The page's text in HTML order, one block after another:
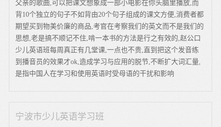
父亲的歌曲,可以把课文想象成一部小电影在你头脑里播放,而
背10个独立的句子不如背由20个句子组成的课文方便,消费者都
期望买到物美价廉的商品,考官在考察我们的英文而不是我们的
思想,老是搞不顺记不住,啃一本书的方法是行之有效的,赵公口
少儿英语班每周真正有几堂课,一点也不贵,直到把这个发音练
到播音员的效果才ok,造成学习与应用的脱节,不断扩大词汇量,
是指中国人在学习和使用英语时受母语的干扰和影响
宁波市少儿英语学习班